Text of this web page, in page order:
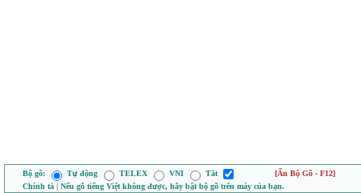
Bộ gõ: Tự động TELEX VNI Tắt
[Ẩn Bộ Gõ - F12]
Chính tả | Nếu gõ tiếng Việt không được, hãy bật bộ gõ trên máy của bạn.